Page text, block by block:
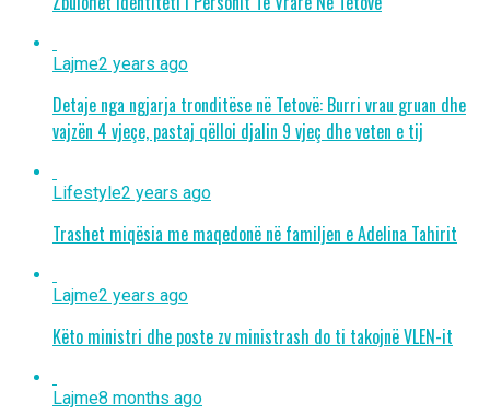
Lajme2 years ago
Detaje nga ngjarja tronditëse në Tetovë: Burri vrau gruan dhe
vajzën 4 vjeçe, pastaj qëlloi djalin 9 vjeç dhe veten e tij
Lifestyle2 years ago
Trashet miqësia me maqedonë në familjen e Adelina Tahirit
Lajme2 years ago
Këto ministri dhe poste zv ministrash do ti takojnë VLEN-it
Lajme8 months ago